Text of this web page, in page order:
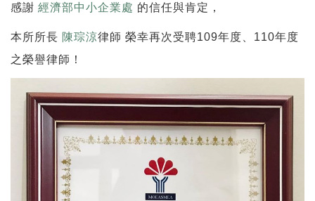
感謝 經濟部中小企業處 的信任與肯定，
本所所長 陳琮涼律師 榮幸再次受聘109年度、110年度
之榮譽律師！